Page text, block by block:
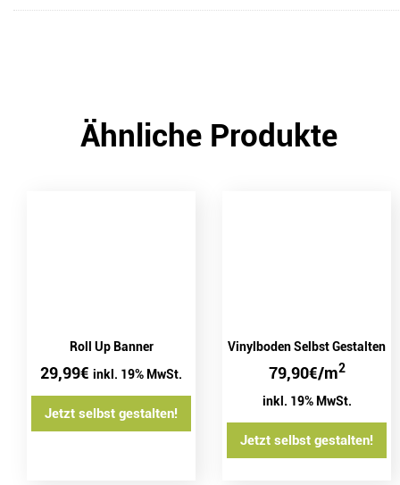
Ähnliche Produkte
Roll Up Banner
29,99€ inkl. 19% MwSt.
Jetzt selbst gestalten!
Vinylboden Selbst Gestalten
79,90€/m2
inkl. 19% MwSt.
Jetzt selbst gestalten!